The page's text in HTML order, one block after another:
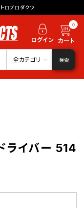
ロプロダクツ
0
全カテゴリ 検索
ライバー 514